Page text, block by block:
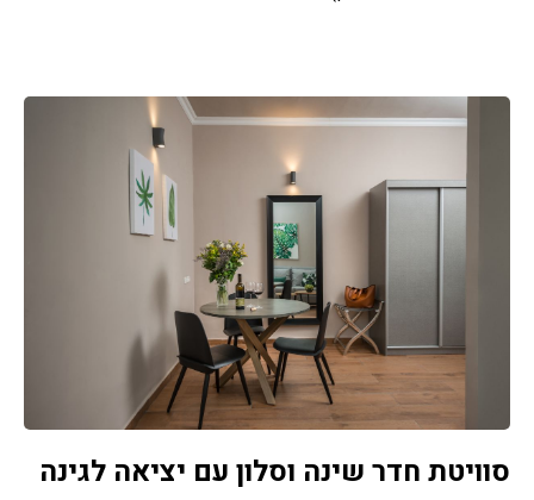
סוויטת חדר שינה וסלון עם יציאה לגינה